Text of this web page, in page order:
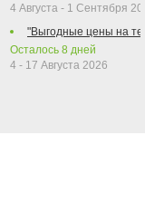
4 Августа - 1 Сентября
"Выгодные цены на
Осталось 8 дней
4 - 17 Августа 2026